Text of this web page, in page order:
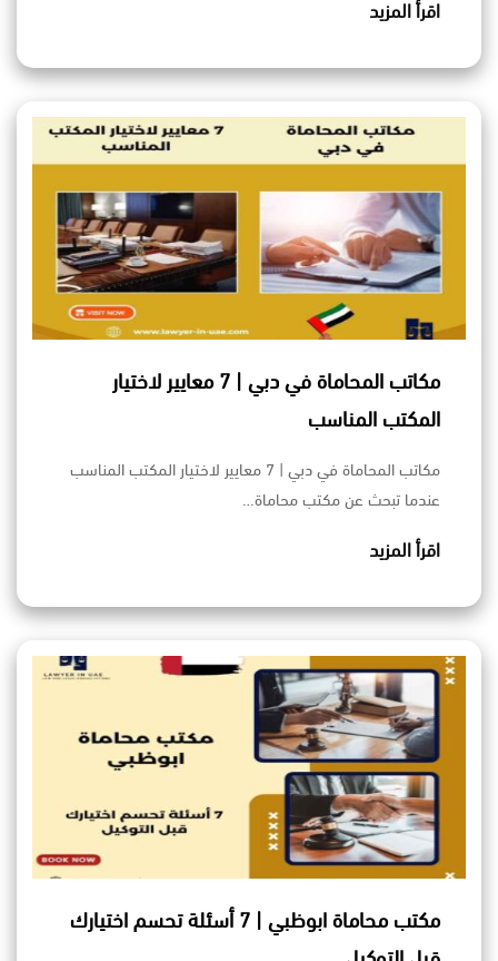
اقرأ المزيد
مكاتب المحاماة في دبي | 7 معايير لاختيار
المكتب المناسب
مكاتب المحاماة في دبي | 7 معايير لاختيار المكتب المناسب
عندما تبحث عن مكتب محاماة…
اقرأ المزيد
مكتب محاماة ابوظبي | 7 أسئلة تحسم اختيارك